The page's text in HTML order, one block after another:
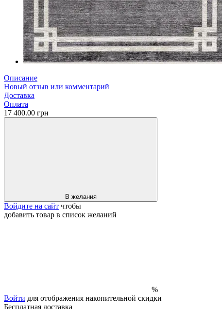
Описание
Новый отзыв или комментарий
Доставка
Оплата
17 400.00 грн
В желания
Войдите на сайт чтобы
добавить товар в список желаний
%
Войти для отображения накопительной скидки
Бесплатная доставка